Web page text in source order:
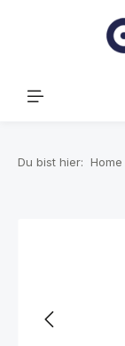
Du bist hier: Home